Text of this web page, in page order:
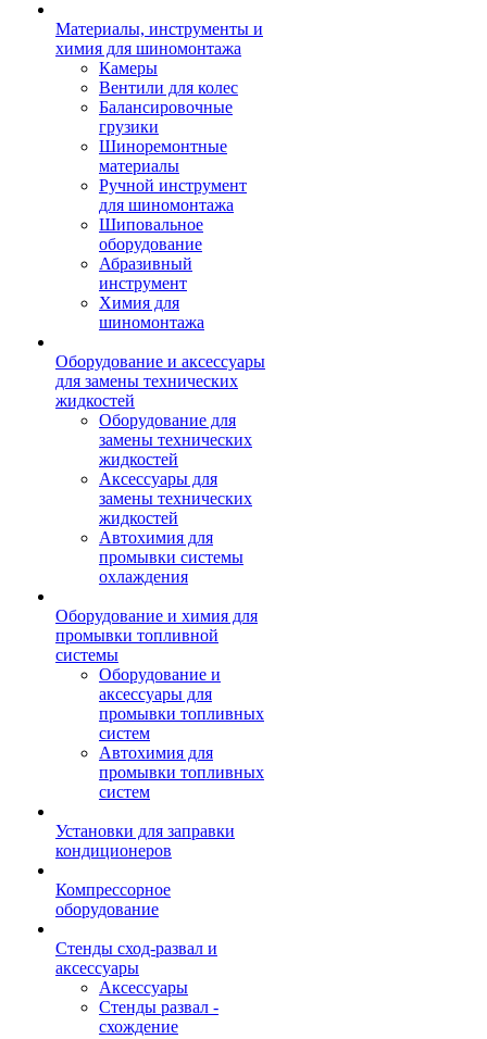
Материалы, инструменты и
химия для шиномонтажа
Камеры
Вентили для колес
Балансировочные
грузики
Шиноремонтные
материалы
Ручной инструмент
для шиномонтажа
Шиповальное
оборудование
Абразивный
инструмент
Химия для
шиномонтажа
Оборудование и аксессуары
для замены технических
жидкостей
Оборудование для
замены технических
жидкостей
Аксессуары для
замены технических
жидкостей
Автохимия для
промывки системы
охлаждения
Оборудование и химия для
промывки топливной
системы
Оборудование и
аксессуары для
промывки топливных
систем
Автохимия для
промывки топливных
систем
Установки для заправки
кондиционеров
Компрессорное
оборудование
Стенды сход-развал и
аксессуары
Аксессуары
Стенды развал -
схождение